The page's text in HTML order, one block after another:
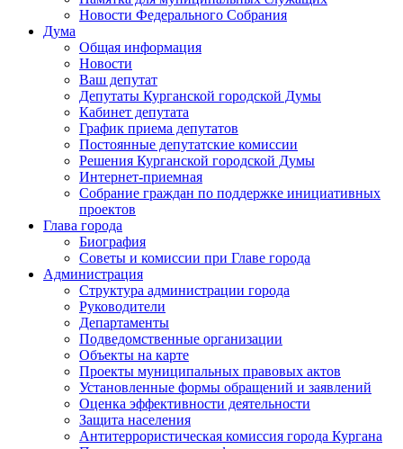
Новости Федерального Cобрания
Дума
Общая информация
Новости
Ваш депутат
Депутаты Курганской городской Думы
Кабинет депутата
График приема депутатов
Постоянные депутатские комиссии
Решения Курганской городской Думы
Интернет-приемная
Собрание граждан по поддержке инициативных
проектов
Глава города
Биография
Советы и комиссии при Главе города
Администрация
Структура администрации города
Руководители
Департаменты
Подведомственные организации
Объекты на карте
Проекты муниципальных правовых актов
Установленные формы обращений и заявлений
Оценка эффективности деятельности
Защита населения
Антитеррористическая комиссия города Кургана